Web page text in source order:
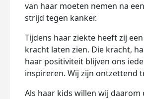
van haar moeten nemen na
strijd tegen kanker.
Tijdens haar ziekte heeft zij
kracht laten zien. Die kracht,
haar positiviteit blijven ons
inspireren. Wij zijn ontzettend
Als haar kids willen wij daarom